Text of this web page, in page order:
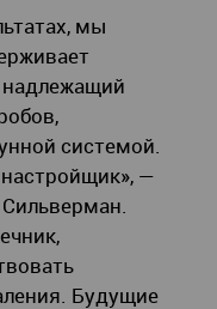
мы
надлежащий
системой.
—
Будущие